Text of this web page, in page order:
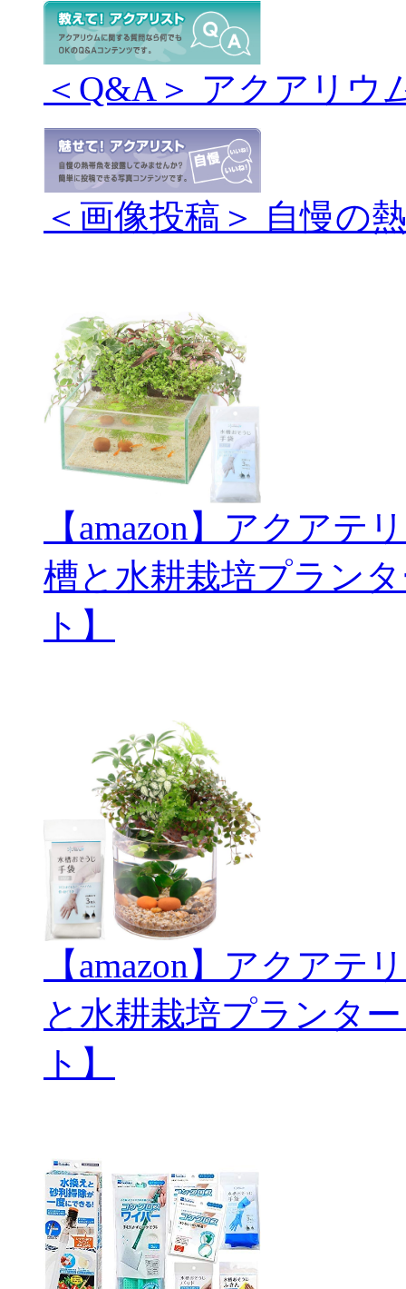
＜Q&A＞ アクアリウ
＜画像投稿＞ 自慢の
【amazon】アクアテ
槽と水耕栽培プラン
ト】
【amazon】アクアテ
と水耕栽培プランタ
ト】